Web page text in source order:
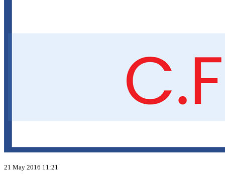
21 May 2016 11:21